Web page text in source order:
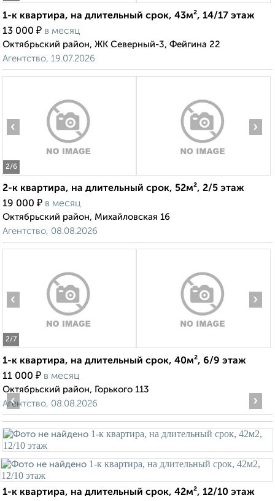
1-к квартира, на длительный срок, 43м², 14/17 этаж
13 000 ₽ в месяц
Октябрьский район, ЖК Северный-3, Фейгина 22
Агентство, 19.07.2026
2/6
‹ ›
2-к квартира, на длительный срок, 52м², 2/5 этаж
19 000 ₽ в месяц
Октябрьский район, Михайловская 16
Агентство, 08.08.2026
2/7
‹ ›
1-к квартира, на длительный срок, 40м², 6/9 этаж
11 000 ₽ в месяц
Октябрьский район, Горького 113
Агентство, 08.08.2026
‹ ›
1-к квартира, на длительный срок, 42м², 12/10 этаж